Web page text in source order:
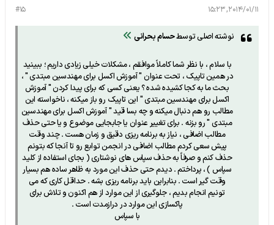
#15 2014/01/11, 15:23
نوشته اصلی توسطحسام بحرانی
با سلام ، با نظر شما کاملاً موافقم ، مشکلات خیلی زیادی داریم ؛ ببینید
در همین تاپیک ، تحت عنوان " آموزش اکسل برای مهندسین مبتدی " ،
بحث ما به کجا کشیده شده ؟ یعنی کسی که برای پیدا کردن " آموزش
اکسل برای مهندسین مبتدی " این تاپیک رو باز میکنه ، ناخواسته این
مطالب رو هم دنبال میکنه و چه بسا قید " آموزش اکسل برای مهندسین
مبتدی " رو بزنه . برای تغییر عنوان یا جابجایی موضوع و یا حتی حذف
مطالب اضافی ، نیاز به برنامه ریزی دقیق و زمان هست . چند وقت
پیش سعی کردم مطالب اضافی در انجمن توابع رو تا آنجا که بتونم
حذف کنم و صرفاً به حذف سپاس های نوشتاری ( بجای استفاده از کلید
سپاس ) ، پرداختم . دیدم حتی حذف این مورد به ظاهر ساده هم بسیار
وقت گیر است . بنابراین باید برنامه ریزی بشه . حداقل کاری که می
تونیم انجام بدیم ، جلوگیری از این موارد از هم اکنون و تلاش برای
پاکسازی این موارد در درازمدت است .
با سپاس